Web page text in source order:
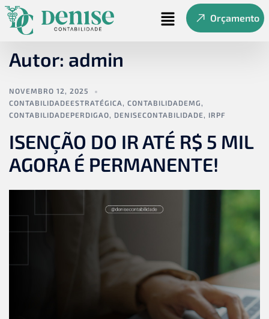
Orçamento
Autor: admin
NOVEMBRO 12, 2025
CONTABILIDADEESTRATÉGICA , CONTABILIDADEMG ,
CONTABILIDADEPERDIGAO, DENISECONTABILIDADE, IRPF
ISENÇÃO DO IR ATÉ R$ 5 MIL
AGORA É PERMANENTE!